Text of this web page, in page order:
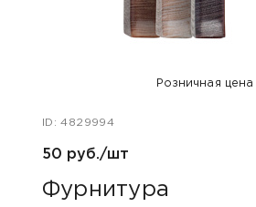
Розничная цена
ID: 4829994
50 руб./шт
Фурнитура